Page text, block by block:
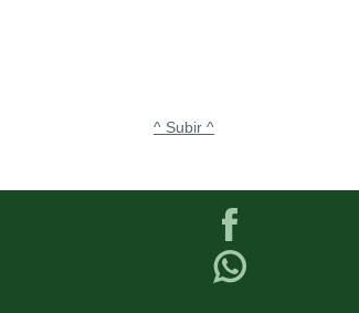
^ Subir ^